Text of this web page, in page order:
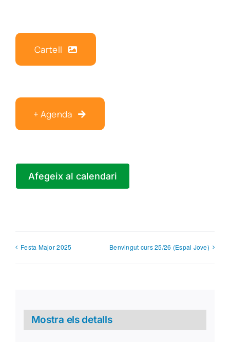
Cartell
+ Agenda
Afegeix al calendari
Festa Major 2025 Benvingut curs 25/26 (Espai Jove)
Mostra els detalls